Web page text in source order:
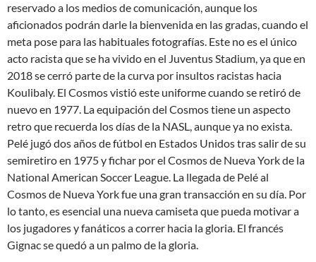
reservado a los medios de comunicación, aunque los
aficionados podrán darle la bienvenida en las gradas, cuando el
meta pose para las habituales fotografías. Este no es el único
acto racista que se ha vivido en el Juventus Stadium, ya que en
2018 se cerró parte de la curva por insultos racistas hacia
Koulibaly. El Cosmos vistió este uniforme cuando se retiró de
nuevo en 1977. La equipación del Cosmos tiene un aspecto
retro que recuerda los días de la NASL, aunque ya no exista.
Pelé jugó dos años de fútbol en Estados Unidos tras salir de su
semiretiro en 1975 y fichar por el Cosmos de Nueva York de la
National American Soccer League. La llegada de Pelé al
Cosmos de Nueva York fue una gran transacción en su día. Por
lo tanto, es esencial una nueva camiseta que pueda motivar a
los jugadores y fanáticos a correr hacia la gloria. El francés
Gignac se quedó a un palmo de la gloria.